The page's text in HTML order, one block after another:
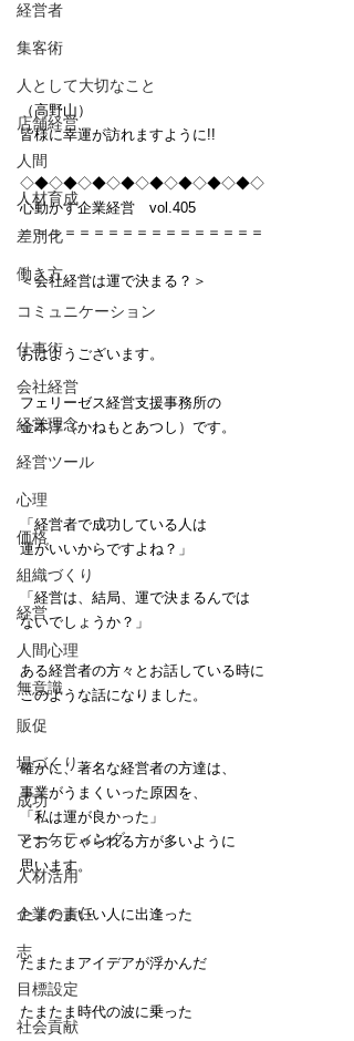
経営者
集客術
人として大切なこと
店舗経営
人間
人材育成
差別化
働き方
コミュニケーション
仕事術
会社経営
経営理念
経営ツール
心理
価格
組織づくり
経営
人間心理
無意識
販促
場づくり
成功
マーケティング
人材活用
企業の責任
志
目標設定
社会貢献
（高野山）
皆様に幸運が訪れますように!!
◇◆◇◆◇◆◇◆◇◆◇◆◇◆◇◆◇
心動かす企業経営　vol.405
＝＝＝＝＝＝＝＝＝＝＝＝＝＝＝＝＝
＜会社経営は運で決まる？＞
おはようございます。
フェリーゼス経営支援事務所の
金本淳（かねもとあつし）です。
「経営者で成功している人は
運がいいからですよね？」
「経営は、結局、運で決まるんでは
ないでしょうか？」
ある経営者の方々とお話している時に
このような話になりました。
確かに、著名な経営者の方達は、
事業がうまくいった原因を、
「私は運が良かった」
とおっしゃられる方が多いように
思います。
たまたまいい人に出逢った
たまたまアイデアが浮かんだ
たまたま時代の波に乗った